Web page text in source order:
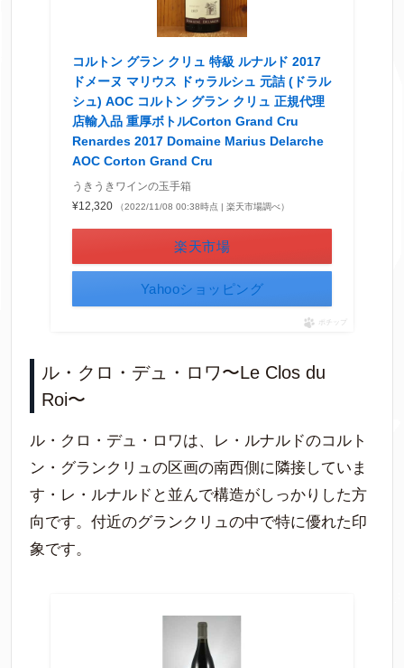
コルトン グラン クリュ 特級 ルナルド 2017
ドメーヌ マリウス ドゥラルシュ 元詰 (ドラル
シュ) AOC コルトン グラン クリュ 正規代理
店輸入品 重厚ボトルCorton Grand Cru
Renardes 2017 Domaine Marius Delarche
AOC Corton Grand Cru
うきうきワインの玉手箱
¥12,320
（2022/11/08 00:38時点 | 楽天市場調べ）
楽天市場
Yahooショッピング
ポチップ
ル・クロ・デュ・ロワ〜Le Clos du
Roi〜
ル・クロ・デュ・ロワは、レ・ルナルドのコルト
ン・グランクリュの区画の南西側に隣接していま
す・レ・ルナルドと並んで構造がしっかりした方
向です。付近のグランクリュの中で特に優れた印
象です。